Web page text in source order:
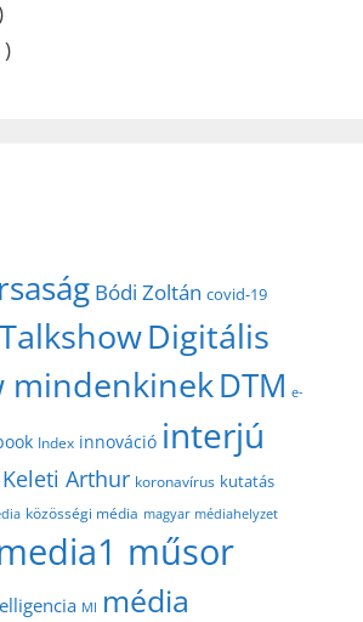
Bódi Zoltán covid-19
Digitális
mindenkinekDTM e-
Index innováció interjú
Keleti Arthur koronavírus kutatás
közösségi média magyar médiahelyzet
műsor
MI média